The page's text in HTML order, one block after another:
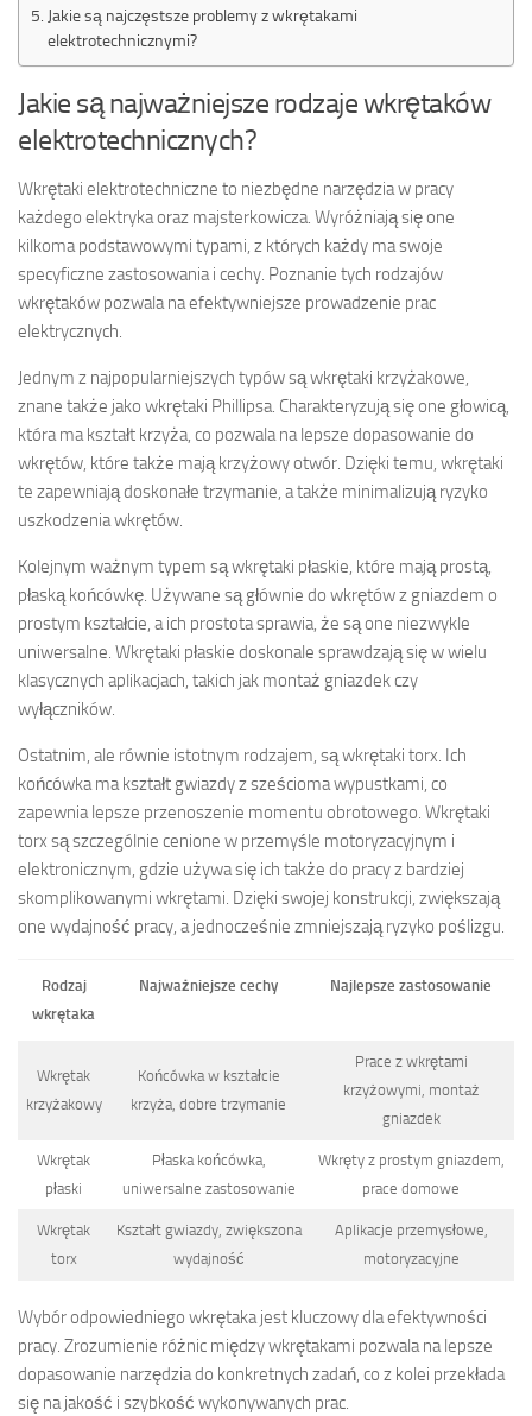
Jakie są najczęstsze problemy z wkrętakami
elektrotechnicznymi?
Jakie są najważniejsze rodzaje wkrętaków
elektrotechnicznych?
Wkrętaki elektrotechniczne to niezbędne narzędzia w pracy
każdego elektryka oraz majsterkowicza. Wyróżniają się one
kilkoma podstawowymi typami, z których każdy ma swoje
specyficzne zastosowania i cechy. Poznanie tych rodzajów
wkrętaków pozwala na efektywniejsze prowadzenie prac
elektrycznych.
Jednym z najpopularniejszych typów są wkrętaki krzyżakowe,
znane także jako wkrętaki Phillipsa. Charakteryzują się one głowicą,
która ma kształt krzyża, co pozwala na lepsze dopasowanie do
wkrętów, które także mają krzyżowy otwór. Dzięki temu, wkrętaki
te zapewniają doskonałe trzymanie, a także minimalizują ryzyko
uszkodzenia wkrętów.
Kolejnym ważnym typem są wkrętaki płaskie, które mają prostą,
płaską końcówkę. Używane są głównie do wkrętów z gniazdem o
prostym kształcie, a ich prostota sprawia, że są one niezwykle
uniwersalne. Wkrętaki płaskie doskonale sprawdzają się w wielu
klasycznych aplikacjach, takich jak montaż gniazdek czy
wyłączników.
Ostatnim, ale równie istotnym rodzajem, są wkrętaki torx. Ich
końcówka ma kształt gwiazdy z sześcioma wypustkami, co
zapewnia lepsze przenoszenie momentu obrotowego. Wkrętaki
torx są szczególnie cenione w przemyśle motoryzacyjnym i
elektronicznym, gdzie używa się ich także do pracy z bardziej
skomplikowanymi wkrętami. Dzięki swojej konstrukcji, zwiększają
one wydajność pracy, a jednocześnie zmniejszają ryzyko poślizgu.
Rodzaj
wkrętaka
Najważniejsze cechy Najlepsze zastosowanie
Wkrętak
krzyżakowy
Końcówka w kształcie
krzyża, dobre trzymanie
Prace z wkrętami
krzyżowymi, montaż
gniazdek
Wkrętak
płaski
Płaska końcówka,
uniwersalne zastosowanie
Wkręty z prostym gniazdem,
prace domowe
Wkrętak
torx
Kształt gwiazdy, zwiększona
wydajność
Aplikacje przemysłowe,
motoryzacyjne
Wybór odpowiedniego wkrętaka jest kluczowy dla efektywności
pracy. Zrozumienie różnic między wkrętakami pozwala na lepsze
dopasowanie narzędzia do konkretnych zadań, co z kolei przekłada
się na jakość i szybkość wykonywanych prac.